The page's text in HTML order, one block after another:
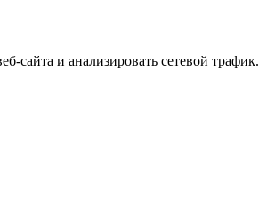
сайта и анализировать сетевой трафик.